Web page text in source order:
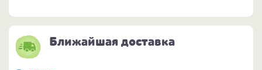
Ближайшая доставка